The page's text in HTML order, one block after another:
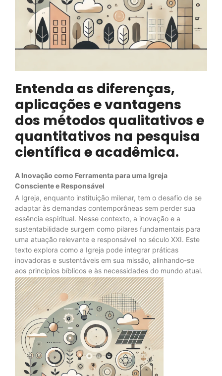
Entenda as diferenças,
aplicações e vantagens
dos métodos qualitativos e
quantitativos na pesquisa
científica e acadêmica.
A Inovação como Ferramenta para uma Igreja
Consciente e Responsável
A Igreja, enquanto instituição milenar, tem o desafio de se
adaptar às demandas contemporâneas sem perder sua
essência espiritual. Nesse contexto, a inovação e a
sustentabilidade surgem como pilares fundamentais para
uma atuação relevante e responsável no século XXI. Este
texto explora como a Igreja pode integrar práticas
inovadoras e sustentáveis em sua missão, alinhando-se
aos princípios bíblicos e às necessidades do mundo atual.